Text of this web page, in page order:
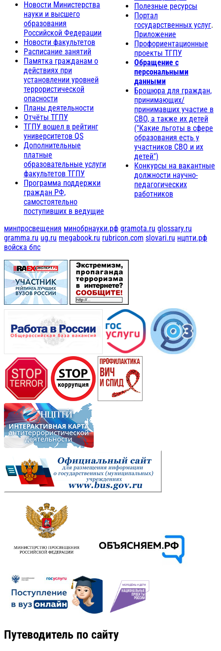
Новости Министерства
науки и высшего
образования
Российской Федерации
Новости факультетов
Расписание занятий
Памятка гражданам о
действиях при
установлении уровней
террористической
опасности
Планы деятельности
Отчёты ТГПУ
ТГПУ вошел в рейтинг
университетов QS
Дополнительные
платные
образовательные услуги
факультетов ТГПУ
Программа поддержки
граждан РФ,
самостоятельно
поступивших в ведущие
Полезные ресурсы
Портал
государственных услуг.
Приложение
Профориентационные
проекты ТГПУ
Обращение с
персональными
данными
Брошюра для граждан,
принимающих/
принимавших участие в
СВО, а также их детей
("Какие льготы в сфере
образования есть у
участников СВО и их
детей")
Конкурсы на вакантные
должности научно-
педагогических
работников
минпросвещения минобрнауки.рф gramota.ru glossary.ru
gramma.ru ug.ru megabook.ru rubricon.com slovari.ru нцпти.рф
войска бпс
Путеводитель по сайту